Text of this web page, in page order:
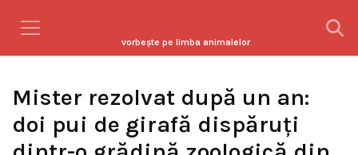
vorbeşte pe limba animalelor
Mister rezolvat după un an:
doi pui de girafă dispăruți